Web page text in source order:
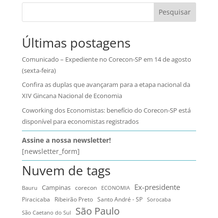
Pesquisar
Últimas postagens
Comunicado – Expediente no Corecon-SP em 14 de agosto
(sexta-feira)
Confira as duplas que avançaram para a etapa nacional da
XIV Gincana Nacional de Economia
Coworking dos Economistas: benefício do Corecon-SP está
disponível para economistas registrados
Assine a nossa newsletter!
[newsletter_form]
Nuvem de tags
Bauru Campinas corecon ECONOMIA Ex-presidente
Piracicaba Ribeirão Preto Santo André - SP
Sorocaba
São Caetano do Sul
São Paulo